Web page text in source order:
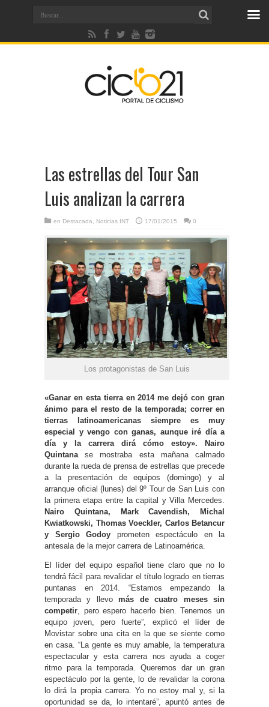
Las estrellas del Tour San
Luis analizan la carrera
en Destacada Noticias INT 17/01/2015 0
Los protagonistas de San Luis
«Ganar en esta tierra en 2014 me dejó con gran
ánimo para el resto de la temporada; correr en
tierras latinoamericanas siempre es muy
especial y vengo con ganas, aunque iré día a
día y la carrera dirá cómo estoy». Nairo
Quintana se mostraba esta mañana calmado
durante la rueda de prensa de estrellas que precede
a la presentación de equipos (domingo) y al
arranque oficial (lunes) del 9º Tour de San Luis con
la primera etapa entre la capital y Villa Mercedes.
Nairo Quintana, Mark Cavendish, Michal
Kwiatkowski, Thomas Voeckler, Carlos Betancur
y Sergio Godoy prometen espectáculo en la
antesala de la mejor carrera de Latinoamérica.
El líder del equipo español tiene claro que no lo
tendrá fácil para revalidar el título logrado en tierras
puntanas en 2014. “Estamos empezando la
temporada y llevomás de cuatro meses sin
competir , pero espero hacerlo bien. Tenemos un
equipo joven, pero fuerte”, explicó el líder de
Movistar sobre una cita en la que se siente como
en casa. “La gente es muy amable, la temperatura
espectacular y esta carrera nos ayuda a coger
ritmo para la temporada. Queremos dar un gran
espectáculo por la gente, lo de revalidar la corona
lo dirá la propia carrera. Yo no estoy mal y, si la
oportunidad se da, lo intentaré”, apuntó antes de